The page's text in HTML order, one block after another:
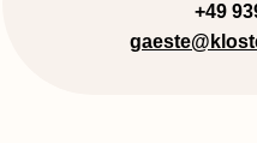
+49
gaeste